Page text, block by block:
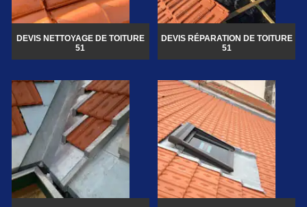
DEVIS NETTOYAGE DE TOITURE
51
DEVIS RÉPARATION DE TOITURE
51